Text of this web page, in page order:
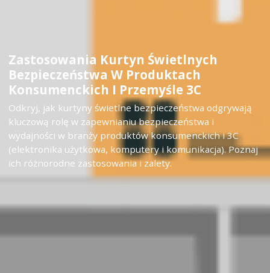
Zastosowania Kurtyn Świetlnych
Bezpieczeństwa W Produktach
Konsumenckich I Przemyśle 3C
Odkryj, jak kurtyny świetlne bezpieczeństwa odgrywają
kluczową rolę w zapewnianiu bezpieczeństwa i
wydajności w branży produktów konsumenckich i 3C
(elektronika użytkowa, komputery i komunikacja). Poznaj
ich różnorodne zastosowania i zalety.